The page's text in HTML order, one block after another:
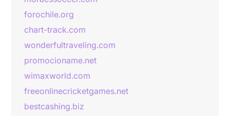
forochile.org
chart-track.com
wonderfultraveling.com
promocioname.net
wimaxworld.com
freeonlinecricketgames.net
bestcashing.biz